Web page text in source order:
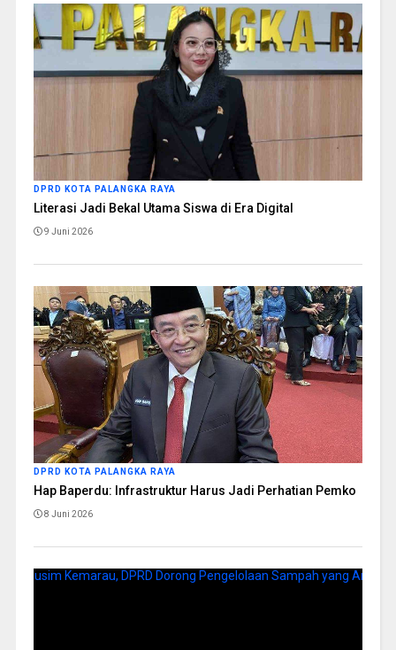
DPRD KOTA PALANGKA RAYA
Literasi Jadi Bekal Utama Siswa di Era Digital
9 Juni 2026
DPRD KOTA PALANGKA RAYA
Hap Baperdu: Infrastruktur Harus Jadi Perhatian Pemko
8 Juni 2026